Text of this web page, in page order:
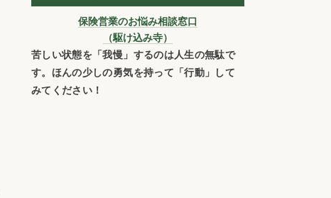
保険営業のお悩み相談窓口
（駆け込み寺）
苦しい状態を「我慢」するのは人生の無駄で
す。ほんの少しの勇気を持って「行動」して
みてください！